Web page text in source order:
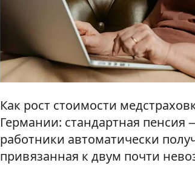
Как рост стоимости
Германии: стандартная пенсия
работники автоматически
привязанная к двум почти